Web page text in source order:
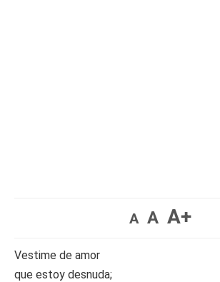
A A A+
Vestime de amor
que estoy desnuda;